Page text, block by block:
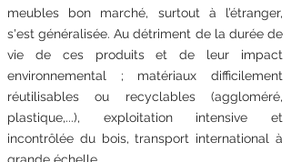
meubles bon marché, surtout à l’étranger,
s'est généralisée. Au détriment de la durée de
vie de ces produits et de leur impact
environnemental ; matériaux difficilement
réutilisables ou recyclables (aggloméré,
plastique,...), exploitation intensive et
incontrôlée du bois, transport international à
grande échelle.